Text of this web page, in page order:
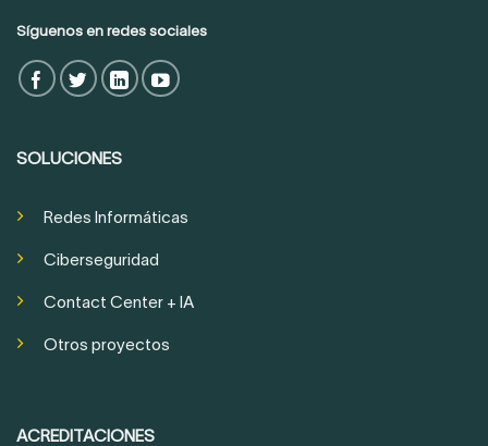
Síguenos en redes sociales
SOLUCIONES
Redes Informáticas
Ciberseguridad
Contact Center + IA
Otros proyectos
ACREDITACIONES